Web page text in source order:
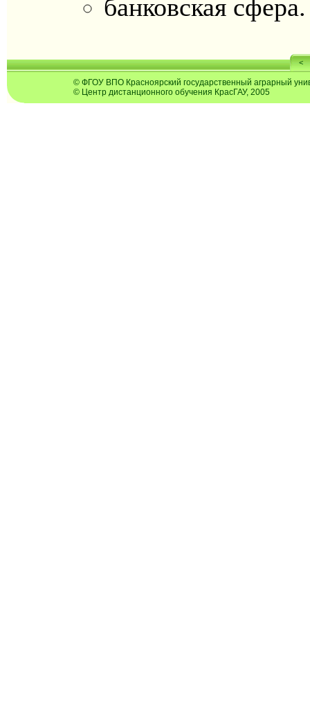
банковская сфера.
<
© ФГОУ ВПО Красноярский государственный аграрный
© Центр дистанционного обучения КрасГАУ, 2005